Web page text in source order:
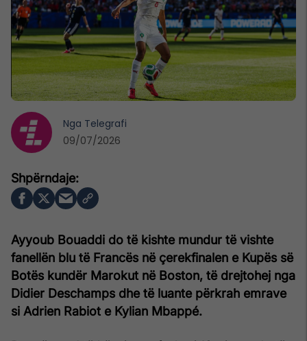
Ayyoub Bouaddi do të kishte mundur të vishte
fanellën blu të Francës në çerekfinalen e Kupës së
Botës kundër Marokut në Boston, të drejtohej nga
Didier Deschamps dhe të luante përkrah emrave
si Adrien Rabiot e Kylian Mbappé.
Nga Telegrafi
09/07/2026